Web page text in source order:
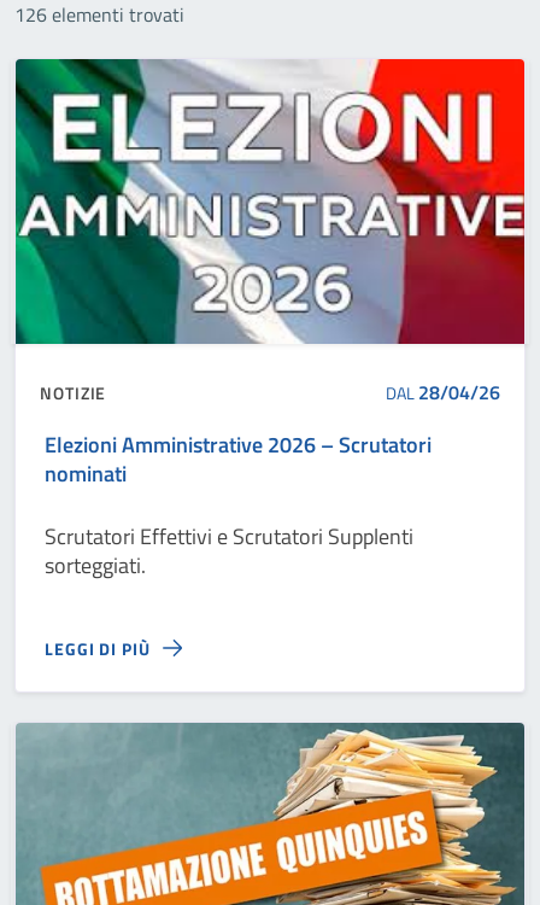
126 elementi trovati
NOTIZIE DAL28/04/26
Elezioni Amministrative 2026 – Scrutatori
nominati
Scrutatori Effettivi e Scrutatori Supplenti
sorteggiati.
LEGGI DI PIÙ